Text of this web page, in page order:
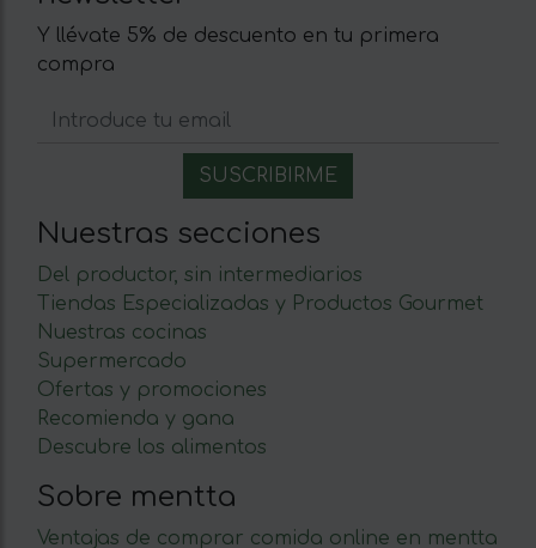
Y llévate 5% de descuento en tu primera
compra
Nuestras secciones
Del productor, sin intermediarios
Tiendas Especializadas y Productos Gourmet
Nuestras cocinas
Supermercado
Ofertas y promociones
Recomienda y gana
Descubre los alimentos
Sobre mentta
Ventajas de comprar comida online en mentta